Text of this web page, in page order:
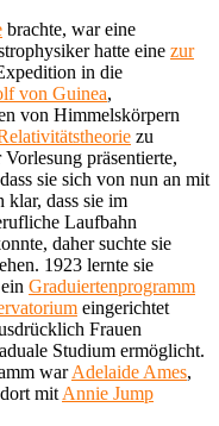
brachte, war eine
hatte eine zur
in die
von Guinea,
von Himmelskörpern
zu
präsentierte,
sie sich von nun an mit
klar, dass sie im
Laufbahn
daher suchte sie
1923 lernte sie
Graduiertenprogramm
eingerichtet
Frauen
Studium ermöglicht.
warAdelaide Ames,
mit Annie Jump